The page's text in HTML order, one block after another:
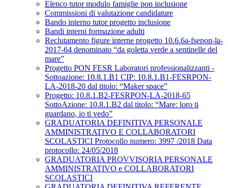
Elenco tutor modulo famiglie pon inclusione
Commissioni di valutazione candidature
Bando interno tutor progetto inclusione
Bandi interni formazione adulti
Reclutamento figure interne progetto 10.6.6a-fsepon-la-
2017-64 denominato “da goletta verde a sentinelle del
mare”
Progetto PON FESR Laboratori professionalizzanti -
Sottoazione: 10.8.1.B1 CIP: 10.8.1.B1-FESRPON-
LA-2018-20 dal titolo: “Maker space”
Progetto: 10.8.1.B2-FESRPON-LA-2018-65
SottoAzione: 10.8.1.B2 dal titolo: “Mare: loro ti
guardano, io ti vedo”
GRADUATORIA DEFINITIVA PERSONALE
AMMINISTRATIVO E COLLABORATORI
SCOLASTICI Protocollo numero: 3997 /2018 Data
protocollo: 24/05/2018
GRADUATORIA PROVVISORIA PERSONALE
AMMINISTRATIVO e COLLABORATORI
SCOLASTICI